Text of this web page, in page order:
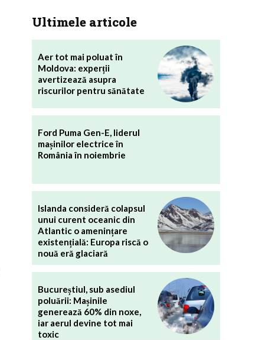
Ultimele articole
Aer tot mai poluat în
Moldova: experții
avertizează asupra
riscurilor pentru sănătate
Ford Puma Gen-E, liderul
mașinilor electrice în
România în noiembrie
Islanda consideră colapsul
unui curent oceanic din
Atlantic o amenințare
existențială: Europa riscă o
nouă eră glaciară
Bucureștiul, sub asediul
poluării: Mașinile
generează 60% din noxe,
iar aerul devine tot mai
toxic